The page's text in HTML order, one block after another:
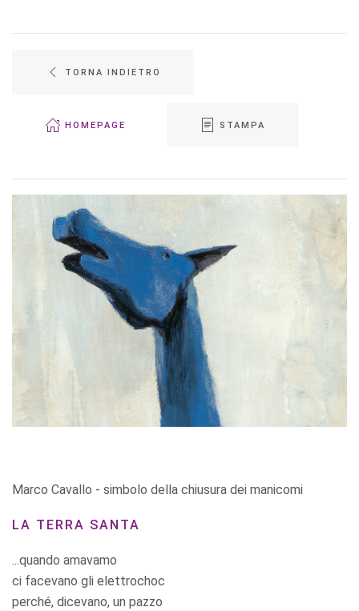
TORNA INDIETRO
HOMEPAGE STAMPA
Marco Cavallo - simbolo della chiusura dei manicomi
LA TERRA SANTA
...quando amavamo
ci facevano gli elettrochoc
perché, dicevano, un pazzo